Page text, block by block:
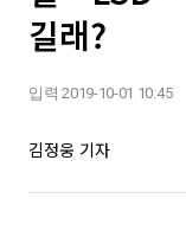
길래?
입력 2019-10-01 10:45
김정웅 기자